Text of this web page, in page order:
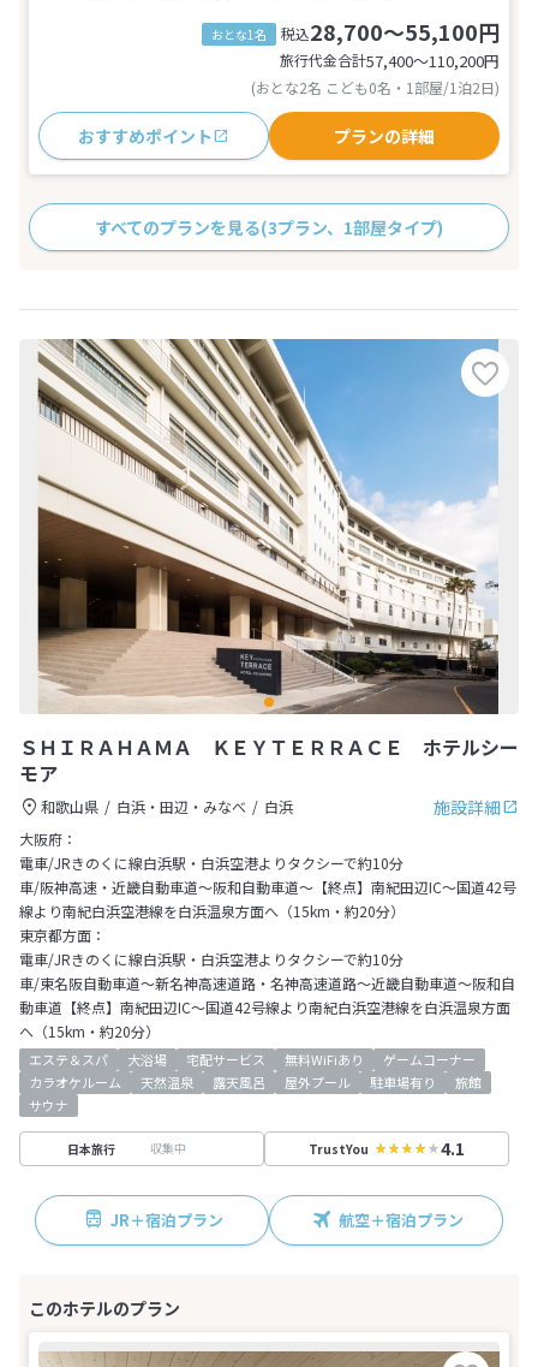
おとな1名 税込28,700～55,100円
旅行代金合計57,400〜110,200円
(おとな2名 こども0名・1部屋/1泊2日)
おすすめポイント プランの詳細
すべてのプランを見る(3プラン、1部屋タイプ)
ＳＨＩＲＡＨＡＭＡ ＫＥＹＴＥＲＲＡＣＥ ホテルシー
モア
施設詳細
和歌山県 白浜・田辺・みなべ
白浜
大阪府：
電車/JRきのくに線白浜駅・白浜空港よりタクシーで約10分
車/阪神高速・近畿自動車道～阪和自動車道～【終点】南紀田辺IC～国道42号
線より南紀白浜空港線を白浜温泉方面へ（15km・約20分）
東京都方面：
電車/JRきのくに線白浜駅・白浜空港よりタクシーで約10分
車/東名阪自動車道～新名神高速道路・名神高速道路～近畿自動車道～阪和自
動車道【終点】南紀田辺IC～国道42号線より南紀白浜空港線を白浜温泉方面
へ（15km・約20分）
エステ＆スパ 大浴場 宅配サービス 無料WiFiあり
ゲームコーナー
カラオケルーム
天然温泉 露天風呂 屋外プール 駐車場有り
旅館
サウナ
日本旅行 収集中 TrustYou 4.1
JR＋宿泊プラン 航空＋宿泊プラン